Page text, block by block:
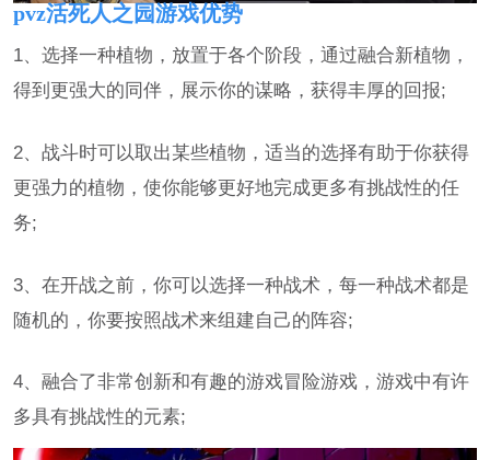
pvz活死人之园游戏优势
1、选择一种植物，放置于各个阶段，通过融合新植物，
得到更强大的同伴，展示你的谋略，获得丰厚的回报;
2、战斗时可以取出某些植物，适当的选择有助于你获得
更强力的植物，使你能够更好地完成更多有挑战性的任
务;
3、在开战之前，你可以选择一种战术，每一种战术都是
随机的，你要按照战术来组建自己的阵容;
4、融合了非常创新和有趣的游戏冒险游戏，游戏中有许
多具有挑战性的元素;